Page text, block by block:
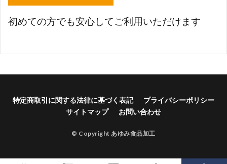
初めての方でも安心してご利用いただけます
特定商取引に関する法律に基づく表記
プライバシーポリシー
サイトマップ
お問い合わせ
© Copyright あゆみ食品加工